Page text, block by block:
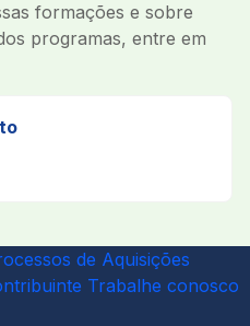
formações e sobre
programas, entre em
de Aquisições
Trabalhe conosco